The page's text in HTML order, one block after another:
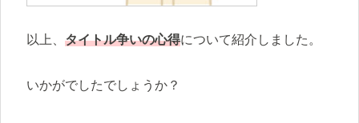
以上、 タイトル争いの心得について紹介しました。
いかがでしたでしょうか？